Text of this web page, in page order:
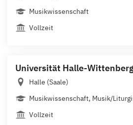
Musikwissenschaft
Vollzeit
Universität Halle-
Halle (Saale)
Musikwissenschaft, Musik/
Vollzeit